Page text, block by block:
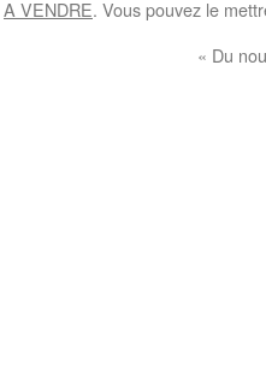
A VENDRE. Vous pouvez le
« Du